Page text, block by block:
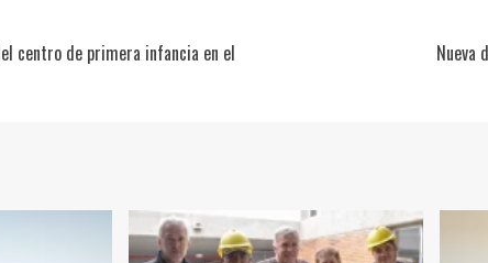
centro de primera infancia en el
Nueva